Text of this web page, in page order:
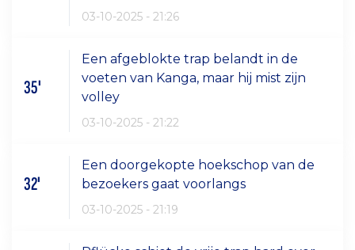
03-10-2025 - 21:26
35'
Een afgeblokte trap belandt in de
voeten van Kanga, maar hij mist zijn
volley
03-10-2025 - 21:22
32'
Een doorgekopte hoekschop van de
bezoekers gaat voorlangs
03-10-2025 - 21:19